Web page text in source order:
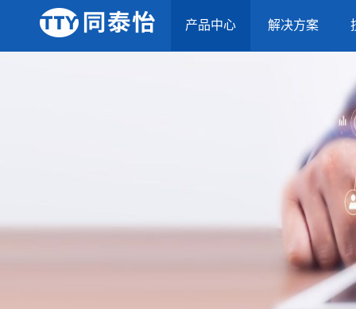
产品中心 解决方案